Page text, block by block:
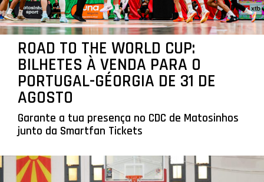
ROAD TO THE WORLD CUP:
BILHETES À VENDA PARA O
PORTUGAL-GÉORGIA DE 31 DE
AGOSTO
Garante a tua presença no CDC de Matosinhos
junto da Smartfan Tickets